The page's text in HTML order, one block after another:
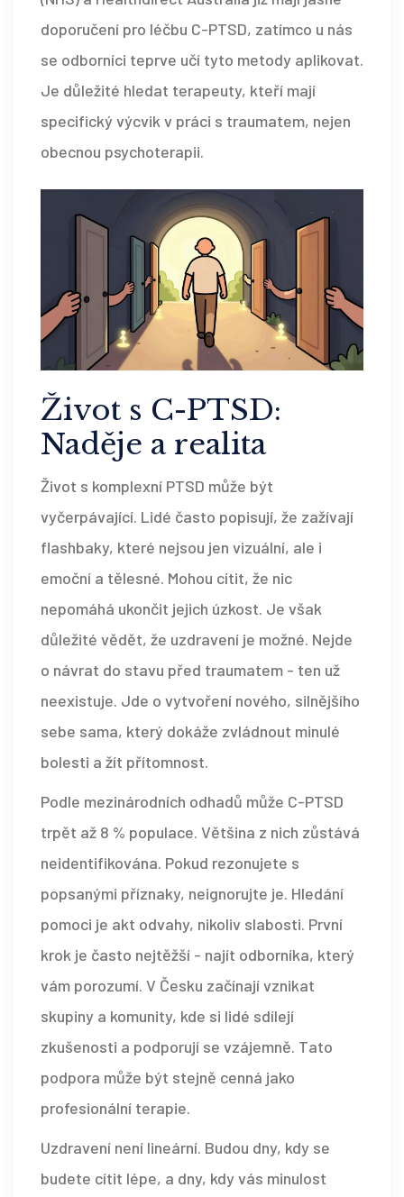
doporučení pro léčbu C-PTSD, zatímco u nás
se odborníci teprve učí tyto metody aplikovat.
Je důležité hledat terapeuty, kteří mají
specifický výcvik v práci s traumatem, nejen
obecnou psychoterapii.
Život s C-PTSD:
Naděje a realita
Život s komplexní PTSD může být
vyčerpávající. Lidé často popisují, že zažívají
flashbaky, které nejsou jen vizuální, ale i
emoční a tělesné. Mohou cítit, že nic
nepomáhá ukončit jejich úzkost. Je však
důležité vědět, že uzdravení je možné. Nejde
o návrat do stavu před traumatem - ten už
neexistuje. Jde o vytvoření nového, silnějšího
sebe sama, který dokáže zvládnout minulé
bolesti a žít přítomnost.
Podle mezinárodních odhadů může C-PTSD
trpět až 8 % populace. Většina z nich zůstává
neidentifikována. Pokud rezonujete s
popsanými příznaky, neignorujte je. Hledání
pomoci je akt odvahy, nikoliv slabosti. První
krok je často nejtěžší - najít odborníka, který
vám porozumí. V Česku začínají vznikat
skupiny a komunity, kde si lidé sdílejí
zkušenosti a podporují se vzájemně. Tato
podpora může být stejně cenná jako
profesionální terapie.
Uzdravení není lineární. Budou dny, kdy se
budete cítit lépe, a dny, kdy vás minulost